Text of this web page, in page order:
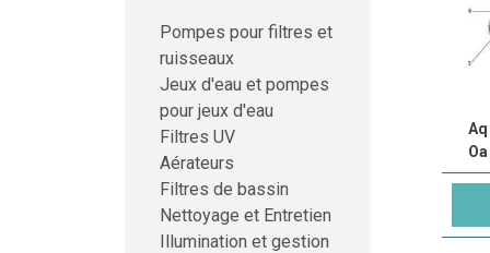
Pompes pour filtres et
ruisseaux
Jeux d'eau et pompes
pour jeux d'eau
Filtres UV
Aérateurs
Filtres de bassin
Nettoyage et Entretien
Illumination et gestion